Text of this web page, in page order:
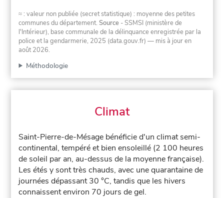
≈ : valeur non publiée (secret statistique) : moyenne des petites
communes du département.Source - SSMSI (ministère de
l'Intérieur), base communale de la délinquance enregistrée par la
police et la gendarmerie, 2025 (data.gouv.fr) — mis à jour en
août 2026.
Méthodologie
Climat
Saint-Pierre-de-Mésage bénéficie d'un climat semi-
continental, tempéré et bien ensoleillé (2 100 heures
de soleil par an, au-dessus de la moyenne française).
Les étés y sont très chauds, avec une quarantaine de
journées dépassant 30 °C, tandis que les hivers
connaissent environ 70 jours de gel.